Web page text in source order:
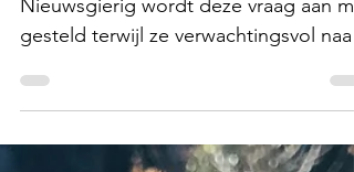
En? Heb je de baby al gevoeld?
gesteld terwijl ze verwachtingsvol naar